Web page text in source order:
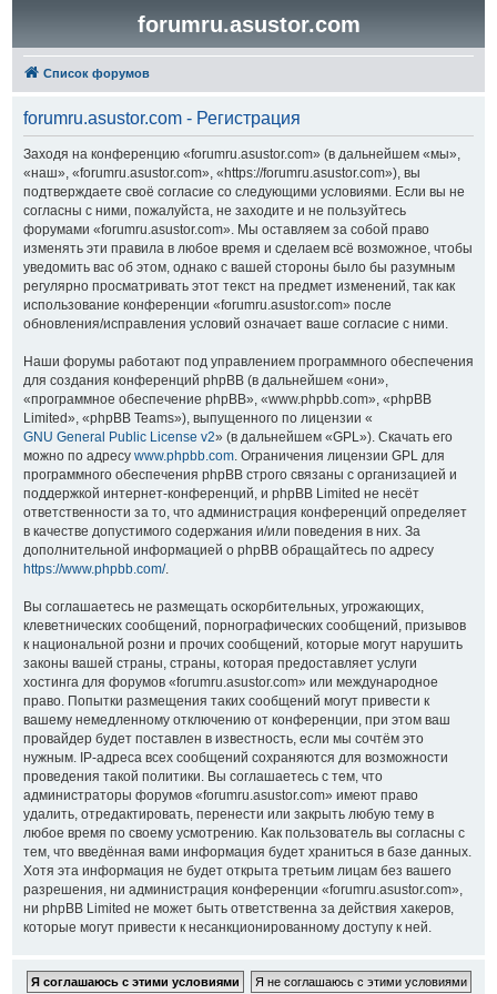
forumru.asustor.com
Список форумов
forumru.asustor.com - Регистрация
Заходя на конференцию «forumru.asustor.com» (в дальнейшем «мы»,
«наш», «forumru.asustor.com», «https://forumru.asustor.com»), вы
подтверждаете своё согласие со следующими условиями. Если вы не
согласны с ними, пожалуйста, не заходите и не пользуйтесь
форумами «forumru.asustor.com». Мы оставляем за собой право
изменять эти правила в любое время и сделаем всё возможное, чтобы
уведомить вас об этом, однако с вашей стороны было бы разумным
регулярно просматривать этот текст на предмет изменений, так как
использование конференции «forumru.asustor.com» после
обновления/исправления условий означает ваше согласие с ними.
Наши форумы работают под управлением программного обеспечения
для создания конференций phpBB (в дальнейшем «они»,
«программное обеспечение phpBB», «www.phpbb.com», «phpBB
Limited», «phpBB Teams»), выпущенного по лицензии «
GNU General Public License v2» (в дальнейшем «GPL»). Скачать его
можно по адресу www.phpbb.com. Ограничения лицензии GPL для
программного обеспечения phpBB строго связаны с организацией и
поддержкой интернет-конференций, и phpBB Limited не несёт
ответственности за то, что администрация конференций определяет
в качестве допустимого содержания и/или поведения в них. За
дополнительной информацией о phpBB обращайтесь по адресу
https://www.phpbb.com/.
Вы соглашаетесь не размещать оскорбительных, угрожающих,
клеветнических сообщений, порнографических сообщений, призывов
к национальной розни и прочих сообщений, которые могут нарушить
законы вашей страны, страны, которая предоставляет услуги
хостинга для форумов «forumru.asustor.com» или международное
право. Попытки размещения таких сообщений могут привести к
вашему немедленному отключению от конференции, при этом ваш
провайдер будет поставлен в известность, если мы сочтём это
нужным. IP-адреса всех сообщений сохраняются для возможности
проведения такой политики. Вы соглашаетесь с тем, что
администраторы форумов «forumru.asustor.com» имеют право
удалить, отредактировать, перенести или закрыть любую тему в
любое время по своему усмотрению. Как пользователь вы согласны с
тем, что введённая вами информация будет храниться в базе данных.
Хотя эта информация не будет открыта третьим лицам без вашего
разрешения, ни администрация конференции «forumru.asustor.com»,
ни phpBB Limited не может быть ответственна за действия хакеров,
которые могут привести к несанкционированному доступу к ней.